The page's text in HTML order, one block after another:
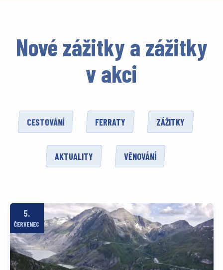
Nové zážitky a zážitky
v akci
CESTOVÁNÍ FERRATY ZÁŽITKY
AKTUALITY VĚNOVÁNÍ
5.
ČERVENEC